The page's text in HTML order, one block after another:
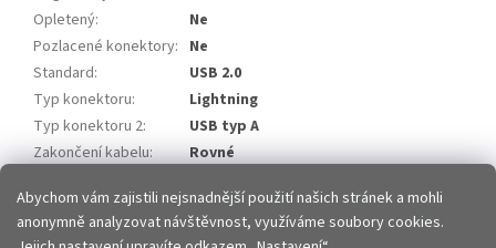
Abychom vám zajistili nejsnadnější použití našich stránek a mohli
anonymně analyzovat návštěvnost, využíváme soubory cookies.
Opletený:
Ne
Pozlacené konektory: Ne
Standard:
USB 2.0
Typ konektoru:
Lightning
Typ konektoru 2:
USB typ A
Zakončení kabelu:
Rovné